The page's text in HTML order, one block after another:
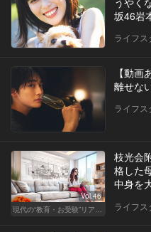
坂46岩
ライフス
【動
離せな
ライフス
Vol.46
枝光会
格した
中身を
ライフス